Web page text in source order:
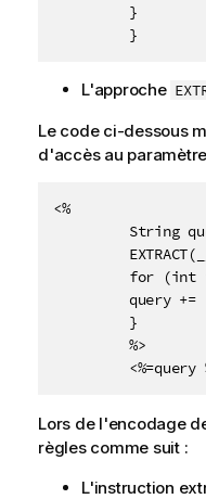
         }
         }
L'approche
Le code ci-dessous
d'accès au
<%
String
for (int
query +=
         }
         %>
<%=query
Lors de l'encodage
règles comme suit :
L'instruction